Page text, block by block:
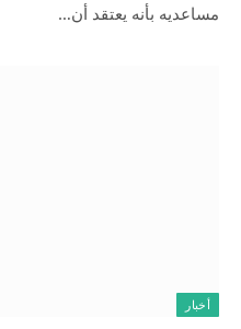
مساعديه بأنه يعتقد أن…
أخبار